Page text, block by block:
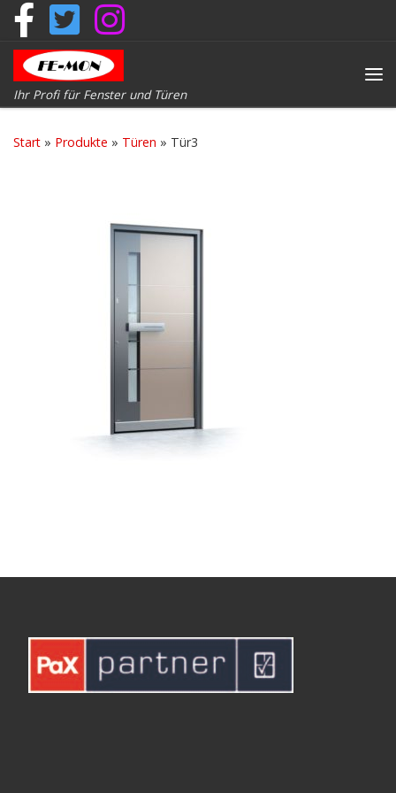
Zum Inhalt springen
Ihr Profi für Fenster und Türen
Start » Produkte » Türen » Tür3